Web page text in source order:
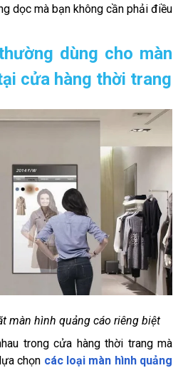
dọc mà bạn không cần phải điều
dùng cho màn
cửa hàng thời trang
màn hình quảng cáo riêng biệt
trong cửa hàng thời trang mà
chọn các loại màn hình quảng